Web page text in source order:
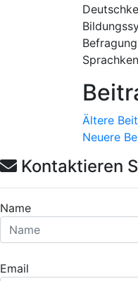
Ältere
Neuere
Kontaktieren
Name
Email